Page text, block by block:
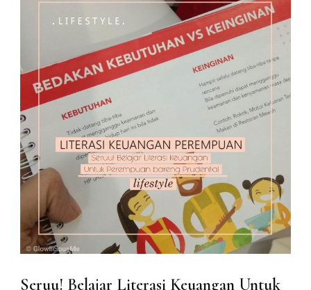
Seruu! Belajar Literasi Keuangan Untuk